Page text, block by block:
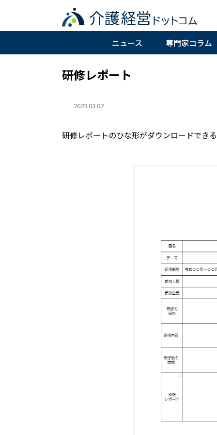
ニュース 専門家コラム
研修レポート
2023.03.02
研修レポートのひな形がダウンロードでき